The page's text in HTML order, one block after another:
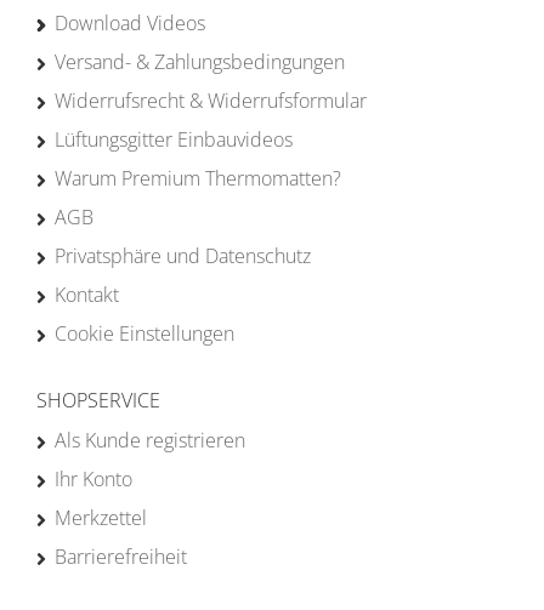
Download Videos
Versand- & Zahlungsbedingungen
Widerrufsrecht & Widerrufsformular
Lüftungsgitter Einbauvideos
Warum Premium Thermomatten?
AGB
Privatsphäre und Datenschutz
Kontakt
Cookie Einstellungen
SHOPSERVICE
Als Kunde registrieren
Ihr Konto
Merkzettel
Barrierefreiheit